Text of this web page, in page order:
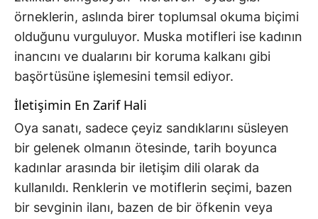
örneklerin, aslında birer toplumsal okuma biçimi
olduğunu vurguluyor. Muska motifleri ise kadının
inancını ve dualarını bir koruma kalkanı gibi
başörtüsüne işlemesini temsil ediyor.
İletişimin En Zarif Hali
Oya sanatı, sadece çeyiz sandıklarını süsleyen
bir gelenek olmanın ötesinde, tarih boyunca
kadınlar arasında bir iletişim dili olarak da
kullanıldı. Renklerin ve motiflerin seçimi, bazen
bir sevginin ilanı, bazen de bir öfkenin veya